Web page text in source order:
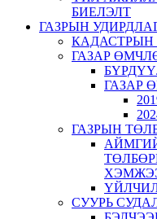
БИЕЛЭЛТ
ГАЗРЫН
ГАЗАР
ГАЗАР
ГАЗРЫН
СУУРЬ